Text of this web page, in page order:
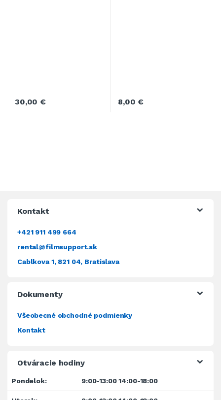
30,00€ 8,00€
Kontakt
+421 911 499 664
rental@filmsupport.sk
Cablkova 1, 821 04, Bratislava
Dokumenty
Všeobecné obchodné podmienky
Kontakt
Otváracie hodiny
Pondelok: 9:00-13:00 14:00-18:00